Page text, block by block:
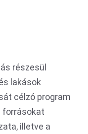
részesül
lakások
célzó program
forrásokat
illetve a